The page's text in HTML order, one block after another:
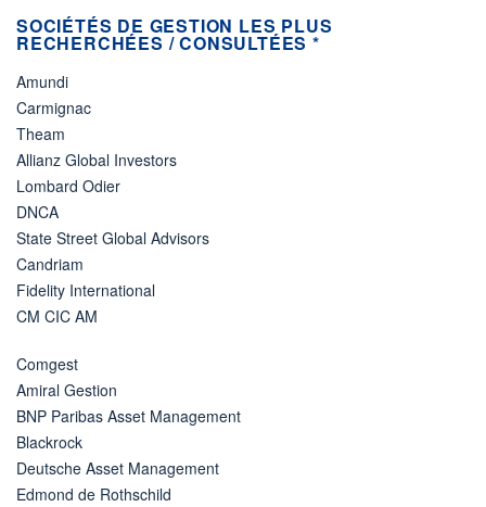
SOCIÉTÉS DE GESTION LES PLUS
RECHERCHÉES / CONSULTÉES *
Amundi
Carmignac
Theam
Allianz Global Investors
Lombard Odier
DNCA
State Street Global Advisors
Candriam
Fidelity International
CM CIC AM
Comgest
Amiral Gestion
BNP Paribas Asset Management
Blackrock
Deutsche Asset Management
Edmond de Rothschild